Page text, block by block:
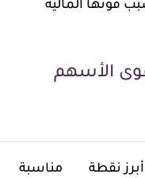
قوتها المالية
الأسهم
أبرز نقطة مناسبة